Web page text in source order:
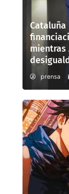
mientras
prensa